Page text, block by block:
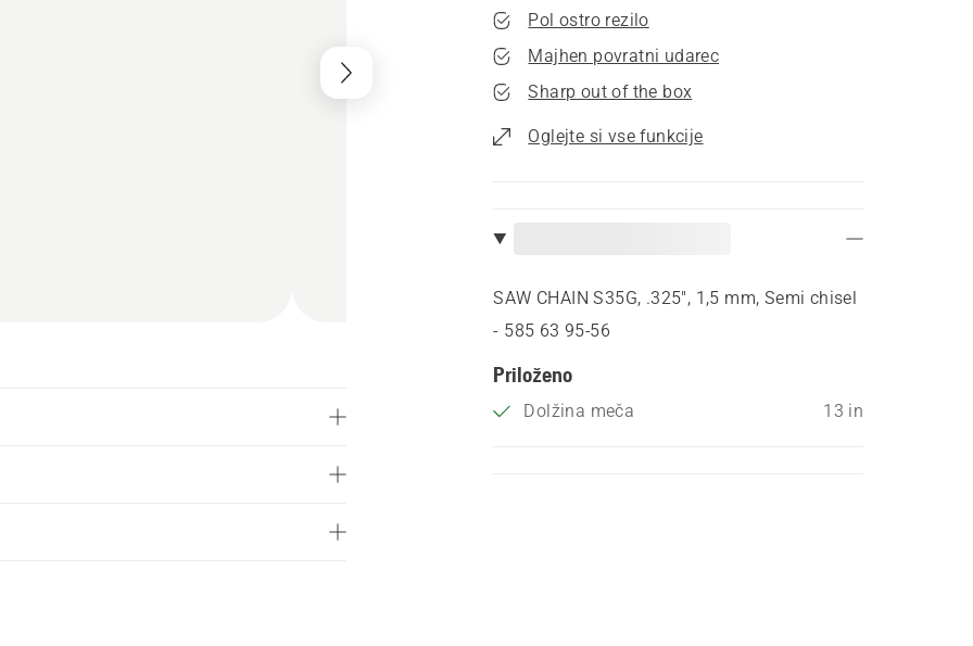
Pol ostro rezilo
Majhen povratni udarec
Sharp out of the box
Oglejte si vse funkcije
SAW CHAIN S35G, .325", 1,5 mm, Semi chisel
- 585 63 95‑56
Priloženo
Dolžina meča 13 in